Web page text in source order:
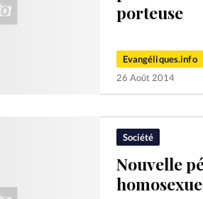
porteuse
Evangéliques.info
26 Août 2014
Société
Nouvelle